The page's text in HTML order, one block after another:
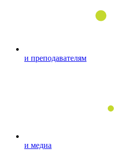
и преподавателям
и медиа